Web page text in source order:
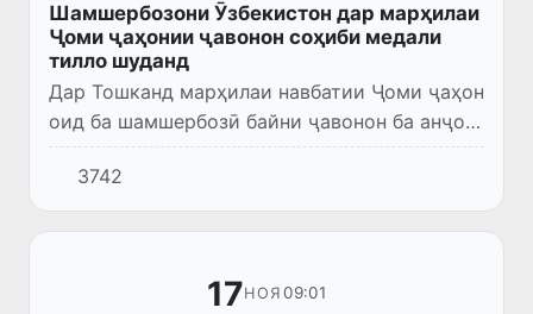
Шамшербозони Ӯзбекистон дар марҳилаи
Ҷоми ҷаҳонии ҷавонон соҳиби медали
тилло шуданд
Дар Тошканд марҳилаи навбатии Ҷоми ҷаҳон
оид ба шамшербозӣ байни ҷавонон ба анҷом
расид. Бояд гуфт, ки шамшербозони мо ин
дафъа ба як қатор ғалабаҳои дурахшон ноил
гардиданд.
3742
17НОЯ 09:01